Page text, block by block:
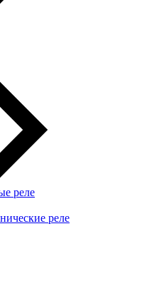
реле
реле